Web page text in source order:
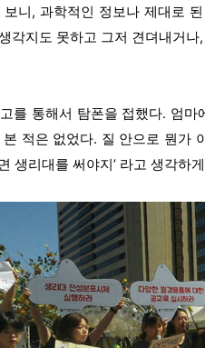
니, 과학적인 정보나 제대로
각지도 못하고 그저 견뎌내거
를 통해서 탐폰을 접했다. 엄
적은 없었다. 질 안으로 뭔가
생리대를 써야지’ 라고 생각